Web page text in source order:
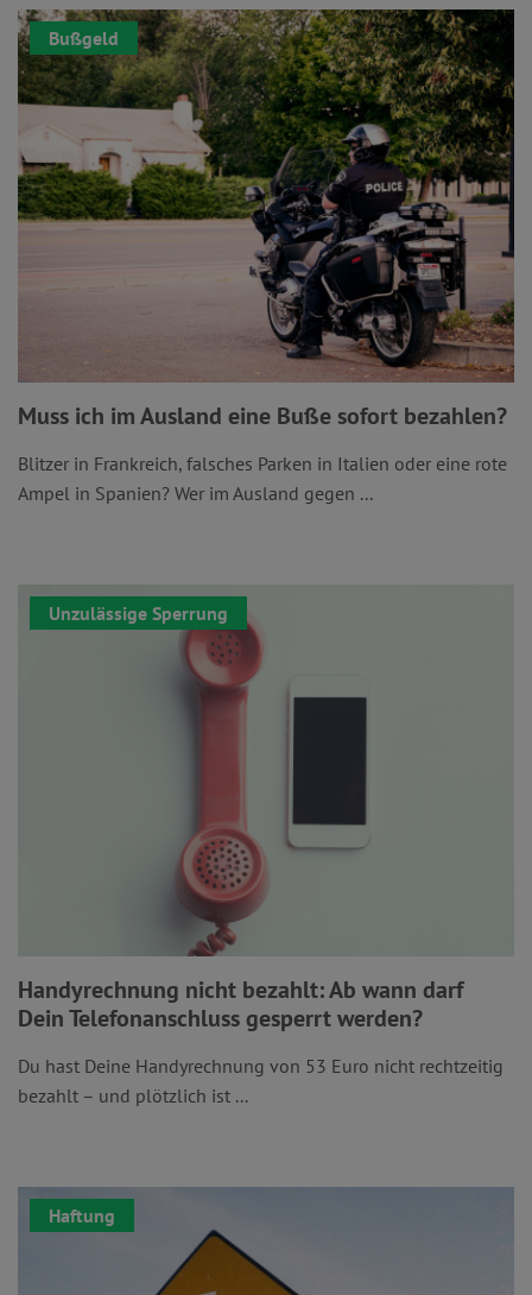
Bußgeld
Muss ich im Ausland eine Buße sofort bezahlen?
Blitzer in Frankreich, falsches Parken in Italien oder eine rote
Ampel in Spanien? Wer im Ausland gegen ...
Unzulässige Sperrung
Handyrechnung nicht bezahlt: Ab wann darf
Dein Telefonanschluss gesperrt werden?
Du hast Deine Handyrechnung von 53 Euro nicht rechtzeitig
bezahlt – und plötzlich ist ...
Haftung